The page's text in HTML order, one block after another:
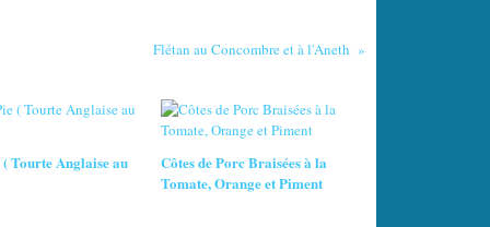
Flétan au Concombre et à l'Aneth
Tourte Anglaise au
Côtes de Porc Braisées à la
Tomate, Orange et Piment